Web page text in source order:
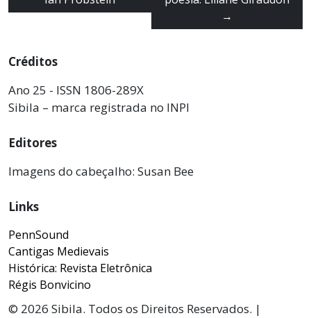
→
Créditos
Ano 25 - ISSN 1806-289X
Sibila – marca registrada no INPI
Editores
Imagens do cabeçalho: Susan Bee
Links
PennSound
Cantigas Medievais
Histórica: Revista Eletrônica
Régis Bonvicino
© 2026 Sibila. Todos os Direitos Reservados. |